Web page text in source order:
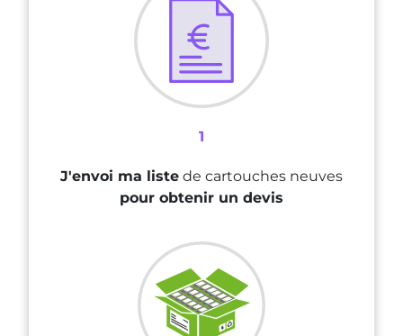
1
J'envoi ma liste de cartouches neuves
pour obtenir un devis